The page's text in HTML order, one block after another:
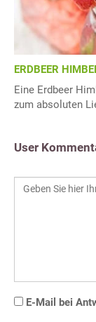
ERDBEER
Eine Erdbeer
zum absoluten
User
E-Mail bei